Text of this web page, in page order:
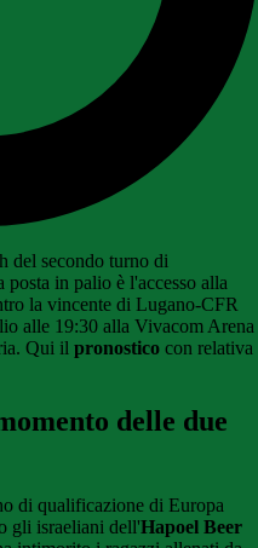
del secondo turno di
posta in palio è l'accesso alla
la vincente di Lugano-CFR
alle 19:30 alla Vivacom Arena
Qui il pronostico con relativa
delle due
di qualificazione di Europa
gli israeliani dell'Hapoel Beer